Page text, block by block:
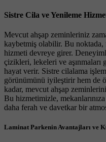
Sistre Cila ve Yenileme
Mevcut ahşap zeminleriniz
kaybetmiş olabilir. Bu noktada,
hizmeti devreye girer.
çizikleri, lekeleri ve aşınmaları
hayat verir. Sistre cilalama
görünümünü iyileştirir hem de
kadar, mevcut ahşap
Bu hizmetimizle,
daha ferah ve davetkar bir
Laminat Parkenin Avantajları ve